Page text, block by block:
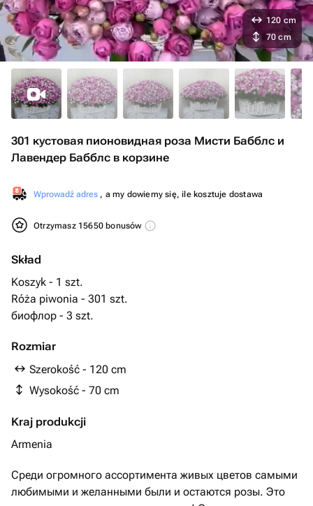
301 кустовая пионовидная роза Мисти Бабблс и
Лавендер Бабблс в корзине
Wprowadź adres , a my dowiemy się, ile kosztuje dostawa
Otrzymasz 15650 bonusów
Skład
Koszyk - 1 szt.
Róża piwonia - 301 szt.
биофлор - 3 szt.
Rozmiar
Szerokość - 120 cm
Wysokość - 70 cm
Kraj produkcji
Armenia
120 cm
70 cm
Среди огромного ассортимента живых цветов самыми
любимыми и желанными были и остаются розы. Это